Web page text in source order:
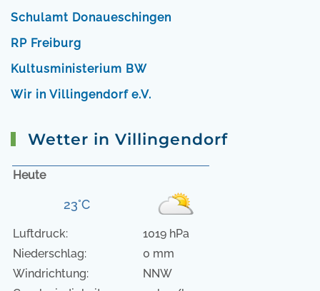
Schulamt Donaueschingen
RP Freiburg
Kultusministerium BW
Wir in Villingendorf e.V.
Wetter in Villingendorf
Heute
23°C
Luftdruck:
1019 hPa
Niederschlag:
0 mm
Windrichtung:
NNW